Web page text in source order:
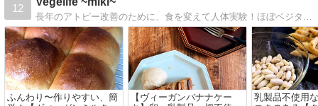
12
長年のアトピー改善のために、食を変えて人体実験！ほぼベジタリアン生活、冷え取り、運動など、生活全般を見直し、アトピー完治！物足りなくないベジ料理を開発中！
ふんわり〜作りやすい、簡
【ヴィーガンバナナケー
乳製品不使用